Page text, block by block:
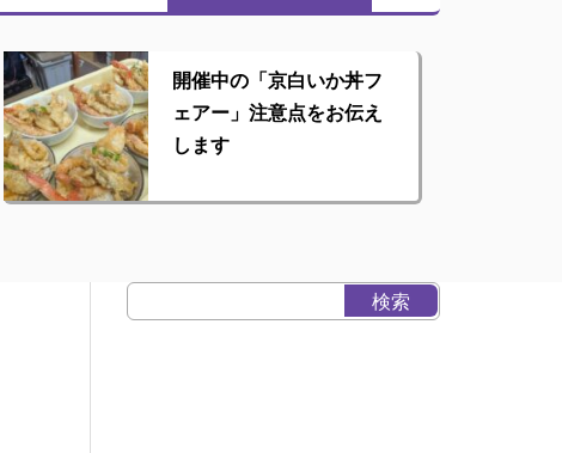
開催中の「京白いか丼フ
ェアー」注意点をお伝え
します